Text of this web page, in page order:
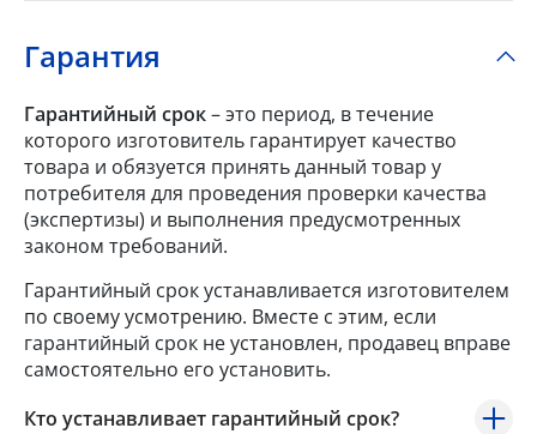
Гарантия
Гарантийный срок– это период, в течение
которого изготовитель гарантирует качество
товара и обязуется принять данный товар у
потребителя для проведения проверки качества
(экспертизы) и выполнения предусмотренных
законом требований.
Гарантийный срок устанавливается изготовителем
по своему усмотрению. Вместе с этим, если
гарантийный срок не установлен, продавец вправе
самостоятельно его установить.
Кто устанавливает гарантийный срок?